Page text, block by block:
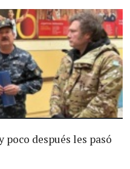
después les pasó